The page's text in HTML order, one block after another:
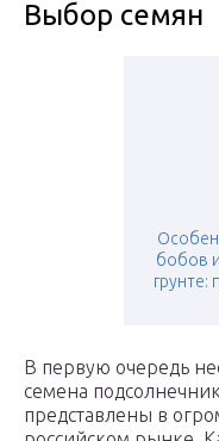
Выбор семян
бобов
грунте:
В первую очередь
семена
представлены в